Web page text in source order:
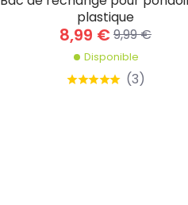
plastique
8,99 €9,99 €
Disponible
(3)